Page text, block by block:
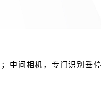
中间相机，专门识别垂停